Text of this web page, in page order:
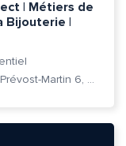
| Métiers de
Bijouterie |
OFPC - Plainpalais, rue Prévost-Martin 6, 1205 Genève